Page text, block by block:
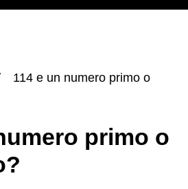
114 e un numero primo o
primo o